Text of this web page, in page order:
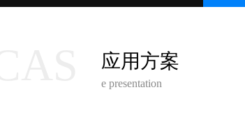
应用方案
e presentation